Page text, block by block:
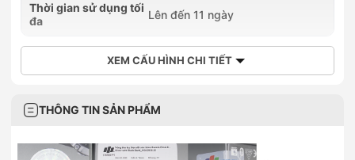
Thời gian sử dụng tối
đa
Lên đến 11 ngày
XEM CẤU HÌNH CHI TIẾT
THÔNG TIN SẢN PHẨM